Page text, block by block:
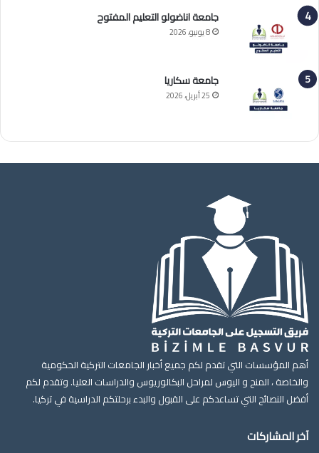
جامعة اناضولو التعليم المفتوح
8 يونيو، 2026
جامعة سكاريا
25 أبريل، 2026
أهم المؤسسات التي تقدم لكم جميع أخبار الجامعات التركية الحكومية
والخاصة ، المنح و اليوس لمراحل البكالوريوس والدراسات العليا. وتقدم لكم
أفضل النصائح التي تساعدكم على القبول والبدء برحلتكم الدراسية في تركيا.
آخر المشاركات